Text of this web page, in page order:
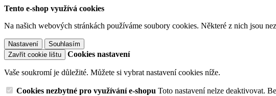
Tento e-shop využívá cookies
Na našich webových stránkách používáme soubory cookies. Některé z nich jsou
Nastavení
Souhlasím
Zavřít cookie lištu
Cookies nastavení
Vaše soukromí je důležité. Můžete si vybrat nastavení cookies níže.
Cookies nezbytné pro využívání e-shopu Toto nastavení nelze deaktivovat.